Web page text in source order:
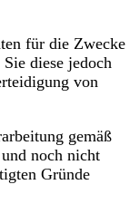
für die Zwecke
diese jedoch
von
gemäß
noch nicht
Gründe